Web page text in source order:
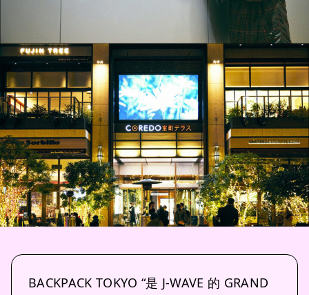
BACKPACK TOKYO “是 J-WAVE 的 GRAND